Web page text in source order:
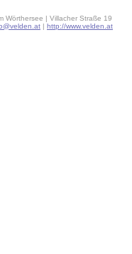
Wörthersee | Villacher Straße 19
| http://www.velden.at